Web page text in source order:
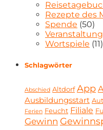
Rezepte des
Spende (50)
Wortspiele (11)
Schlagwörter
Abschied Altdorf App
Ausbildungsstart
Ferien Feucht Filiale
Gewinn